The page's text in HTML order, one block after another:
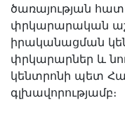
ծառայության
փրկարարական
իրականացման
փրկարարներ և
կենտրոնի պետ
գլխավորությամբ։